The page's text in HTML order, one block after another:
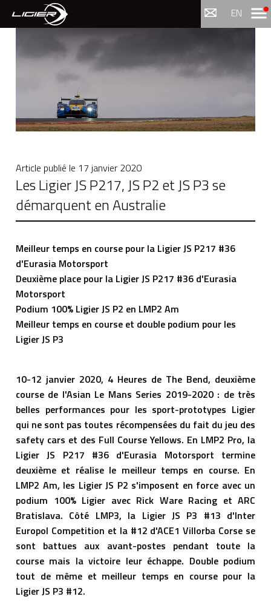
EN Menu
Article publié le 17 janvier 2020
Les Ligier JS P217, JS P2 et JS P3 se
démarquent en Australie
Meilleur temps en course pour la Ligier JS P217 #36
d'Eurasia Motorsport
Deuxième place pour la Ligier JS P217 #36 d'Eurasia
Motorsport
Podium 100% Ligier JS P2 en LMP2 Am
Meilleur temps en course et double podium pour les
Ligier JS P3
10-12 janvier 2020, 4 Heures de The Bend, deuxième
course de l'Asian Le Mans Series 2019-2020 : de très
belles performances pour les sport-prototypes Ligier
qui ne sont pas toutes récompensées du fait du jeu des
safety cars et des Full Course Yellows. En LMP2 Pro, la
Ligier JS P217 #36 d'Eurasia Motorsport termine
deuxième et réalise le meilleur temps en course. En
LMP2 Am, les Ligier JS P2 s'imposent en force avec un
podium 100% Ligier avec Rick Ware Racing et ARC
Bratislava. Côté LMP3, la Ligier JS P3 #13 d'Inter
Europol Competition et la #12 d'ACE1 Villorba Corse se
sont battues aux avant-postes pendant toute la
course mais la victoire leur échappe. Double podium
tout de même et meilleur temps en course pour la
Ligier JS P3 #12.